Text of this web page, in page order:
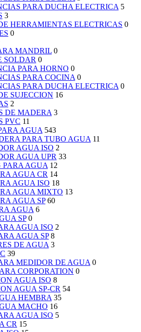
PARA DUCHA ELECTRICA 5
3
HERRAMIENTAS ELECTRICAS 0
0
MANDRIL 0
SOLDAR 0
PARA HORNO 0
PARA COCINA 0
PARA DUCHA ELECTRICA 0
SUJECCION 16
2
DE MADERA 3
PVC 11
AGUA 543
PARA TUBO AGUA 11
AGUA ISO 2
AGUA UPR 33
PARA AGUA 12
AGUA CR 14
AGUA ISO 18
AGUA MIXTO 13
AGUA SP 60
AGUA 6
SP 0
AGUA ISO 2
AGUA SP 8
DE AGUA 3
39
MEDIDOR DE AGUA 0
CORPORATION 0
AGUA ISO 8
AGUA SP-CR 54
HEMBRA 35
MACHO 16
AGUA ISO 5
CR 15